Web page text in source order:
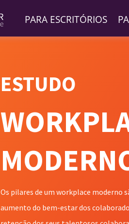
PARA ESCRITÓRIOS
ESTUDO
Os pilares de um workplace moderno
aumento do bem-estar dos